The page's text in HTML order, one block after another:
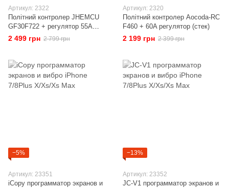
Артикул: 2322
Політний контролер JHEMCU
GF30F722 + регулятор 55A
Стек
2 499 грн 2 799 грн
Артикул: 2320
Політний контролер Aocoda-RC
F460 + 60A регулятор (стек)
2 199 грн 2 399 грн
−5%
Артикул: 23351
iCopy программатор экранов и
−13%
Артикул: 23352
JC-V1 программатор экранов и